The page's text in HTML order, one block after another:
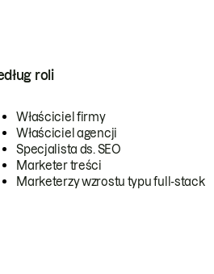
roli
Właściciel firmy
Właściciel agencji
Specjalista ds. SEO
Marketer treści
Marketerzy wzrostu typu full-stack